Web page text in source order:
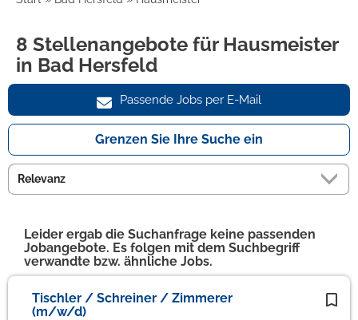
8 Stellenangebote für Hausmeister
in Bad Hersfeld
Passende Jobs per E-Mail
Grenzen Sie Ihre Suche ein
Leider ergab die Suchanfrage keine passenden
Jobangebote. Es folgen mit dem Suchbegriff
verwandte bzw. ähnliche Jobs.
Tischler / Schreiner / Zimmerer
(m/w/d)